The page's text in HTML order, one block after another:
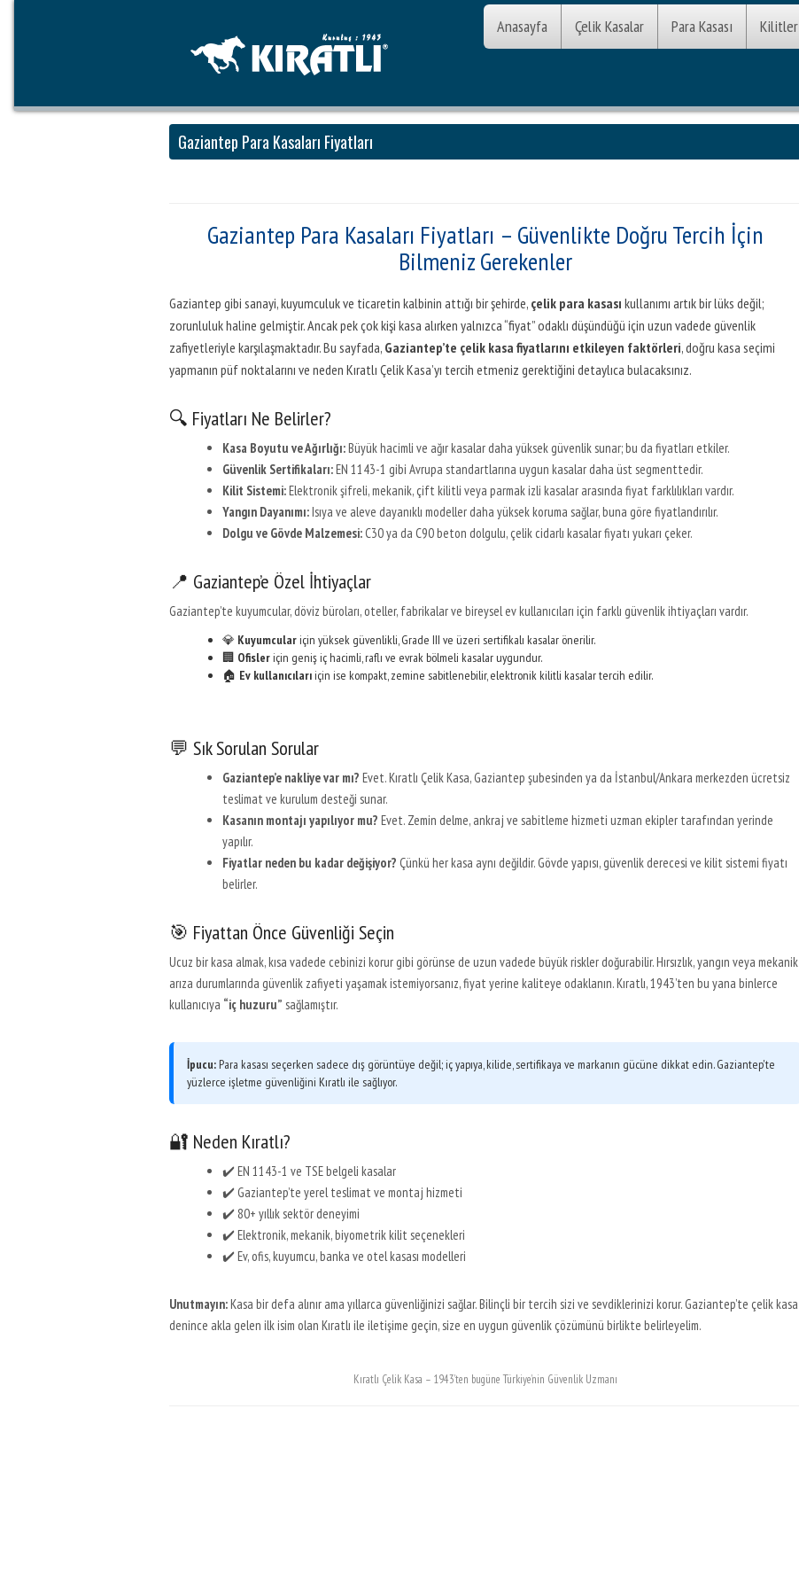
Anasayfa Çelik Kasalar Para Kasası Kilitler
Gaziantep Para Kasaları Fiyatları
Gaziantep Para Kasaları Fiyatları – Güvenlikte Doğru Tercih İçin
Bilmeniz Gerekenler
Gaziantep gibi sanayi, kuyumculuk ve ticaretin kalbinin attığı bir şehirde, çelik para kasası kullanımı artık bir lüks değil;
zorunluluk haline gelmiştir. Ancak pek çok kişi kasa alırken yalnızca “fiyat” odaklı düşündüğü için uzun vadede güvenlik
zafiyetleriyle karşılaşmaktadır. Bu sayfada, Gaziantep’te çelik kasa fiyatlarını etkileyen faktörleri, doğru kasa seçimi
yapmanın püf noktalarını ve neden Kıratlı Çelik Kasa’yı tercih etmeniz gerektiğini detaylıca bulacaksınız.
🔍 Fiyatları Ne Belirler?
Kasa Boyutu ve Ağırlığı:Büyük hacimli ve ağır kasalar daha yüksek güvenlik sunar; bu da fiyatları etkiler.
Güvenlik Sertifikaları:EN 1143-1 gibi Avrupa standartlarına uygun kasalar daha üst segmenttedir.
Kilit Sistemi:Elektronik şifreli, mekanik, çift kilitli veya parmak izli kasalar arasında fiyat farklılıkları vardır.
Yangın Dayanımı:Isıya ve aleve dayanıklı modeller daha yüksek koruma sağlar, buna göre fiyatlandırılır.
Dolgu ve Gövde Malzemesi:C30 ya da C90 beton dolgulu, çelik cidarlı kasalar fiyatı yukarı çeker.
📍 Gaziantep’e Özel İhtiyaçlar
Gaziantep’te kuyumcular, döviz büroları, oteller, fabrikalar ve bireysel ev kullanıcıları için farklı güvenlik ihtiyaçları vardır.
💎 Kuyumcular için yüksek güvenlikli, Grade III ve üzeri sertifikalı kasalar önerilir.
🏢 Ofisler için geniş iç hacimli, raflı ve evrak bölmeli kasalar uygundur.
🏠 Ev kullanıcıları için ise kompakt, zemine sabitlenebilir, elektronik kilitli kasalar tercih edilir.
💬 Sık Sorulan Sorular
Gaziantep’e nakliye var mı? Evet. Kıratlı Çelik Kasa, Gaziantep şubesinden ya da İstanbul/Ankara merkezden ücretsiz
teslimat ve kurulum desteği sunar.
Kasanın montajı yapılıyor mu? Evet. Zemin delme, ankraj ve sabitleme hizmeti uzman ekipler tarafından yerinde
yapılır.
Fiyatlar neden bu kadar değişiyor? Çünkü her kasa aynı değildir. Gövde yapısı, güvenlik derecesi ve kilit sistemi fiyatı
belirler.
🎯 Fiyattan Önce Güvenliği Seçin
Ucuz bir kasa almak, kısa vadede cebinizi korur gibi görünse de uzun vadede büyük riskler doğurabilir. Hırsızlık, yangın veya mekanik
arıza durumlarında güvenlik zafiyeti yaşamak istemiyorsanız, fiyat yerine kaliteye odaklanın. Kıratlı, 1943’ten bu yana binlerce
kullanıcıya “iç huzuru” sağlamıştır.
İpucu: Para kasası seçerken sadece dış görüntüye değil; iç yapıya, kilide, sertifikaya ve markanın gücüne dikkat edin. Gaziantep'te
yüzlerce işletme güvenliğini Kıratlı ile sağlıyor.
🔐 Neden Kıratlı?
✔️ EN 1143-1 ve TSE belgeli kasalar
✔️ Gaziantep’te yerel teslimat ve montaj hizmeti
✔️ 80+ yıllık sektör deneyimi
✔️ Elektronik, mekanik, biyometrik kilit seçenekleri
✔️ Ev, ofis, kuyumcu, banka ve otel kasası modelleri
Unutmayın:Kasa bir defa alınır ama yıllarca güvenliğinizi sağlar. Bilinçli bir tercih sizi ve sevdiklerinizi korur. Gaziantep’te çelik kasa
denince akla gelen ilk isim olan Kıratlı ile iletişime geçin, size en uygun güvenlik çözümünü birlikte belirleyelim.
Kıratlı Çelik Kasa – 1943’ten bugüne Türkiye’nin Güvenlik Uzmanı